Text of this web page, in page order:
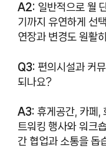
A2: 일반적으로 월
기까지 유연하게 선
연장과 변경도 원활
Q3: 편의시설과 커
되나요?
A3: 휴게공간, 카페,
트워킹 행사와 워크
간 협업과 소통을 돕